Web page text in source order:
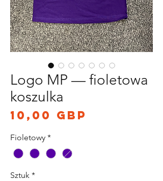
Logo MP — fioletowa
koszulka
10,00 GBP
Fioletowy *
Sztuk *